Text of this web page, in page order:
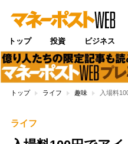
トップ 投資 ビジネス
トップ ライフ 趣味 入場料
ライフ